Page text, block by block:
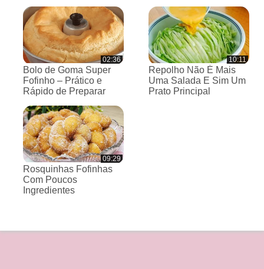
02:36
Bolo de Goma Super
Fofinho – Prático e
Rápido de Preparar
10:11
Repolho Não É Mais
Uma Salada E Sim Um
Prato Principal
09:29
Rosquinhas Fofinhas
Com Poucos
Ingredientes